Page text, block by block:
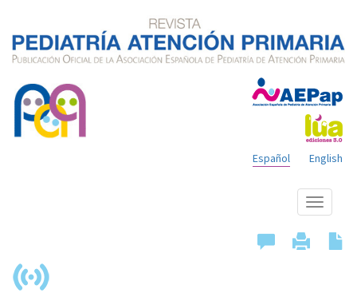
English
Español
Mostrar
menú